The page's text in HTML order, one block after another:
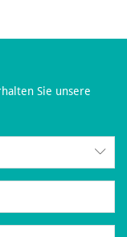
Sie unsere